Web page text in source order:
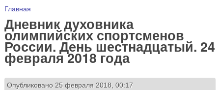
Вы здесь
Главная
Дневник духовника
олимпийских спортсменов
России. День шестнадцатый. 24
февраля 2018 года
Опубликовано 25 февраля 2018, 00:17